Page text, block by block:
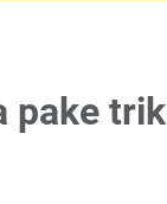
pake trik